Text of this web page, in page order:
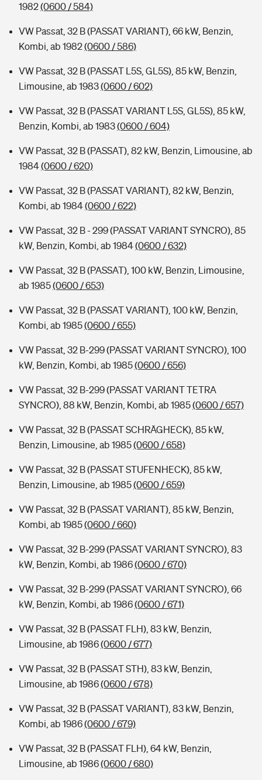
1982(0600 / 584)
VW Passat, 32 B (PASSAT VARIANT), 66 kW, Benzin,
Kombi, ab 1982(0600 / 586)
VW Passat, 32 B (PASSAT L5S, GL5S), 85 kW, Benzin,
Limousine, ab 1983(0600 / 602)
VW Passat, 32 B (PASSAT VARIANT L5S, GL5S), 85 kW,
Benzin, Kombi, ab 1983(0600 / 604)
VW Passat, 32 B (PASSAT), 82 kW, Benzin, Limousine, ab
1984(0600 / 620)
VW Passat, 32 B (PASSAT VARIANT), 82 kW, Benzin,
Kombi, ab 1984(0600 / 622)
VW Passat, 32 B - 299 (PASSAT VARIANT SYNCRO), 85
kW, Benzin, Kombi, ab 1984(0600 / 632)
VW Passat, 32 B (PASSAT), 100 kW, Benzin, Limousine,
ab 1985(0600 / 653)
VW Passat, 32 B (PASSAT VARIANT), 100 kW, Benzin,
Kombi, ab 1985(0600 / 655)
VW Passat, 32 B-299 (PASSAT VARIANT SYNCRO), 100
kW, Benzin, Kombi, ab 1985(0600 / 656)
VW Passat, 32 B-299 (PASSAT VARIANT TETRA
SYNCRO), 88 kW, Benzin, Kombi, ab 1985(0600 / 657)
VW Passat, 32 B (PASSAT SCHRÄGHECK), 85 kW,
Benzin, Limousine, ab 1985(0600 / 658)
VW Passat, 32 B (PASSAT STUFENHECK), 85 kW,
Benzin, Limousine, ab 1985(0600 / 659)
VW Passat, 32 B (PASSAT VARIANT), 85 kW, Benzin,
Kombi, ab 1985(0600 / 660)
VW Passat, 32 B-299 (PASSAT VARIANT SYNCRO), 83
kW, Benzin, Kombi, ab 1986(0600 / 670)
VW Passat, 32 B-299 (PASSAT VARIANT SYNCRO), 66
kW, Benzin, Kombi, ab 1986(0600 / 671)
VW Passat, 32 B (PASSAT FLH), 83 kW, Benzin,
Limousine, ab 1986(0600 / 677)
VW Passat, 32 B (PASSAT STH), 83 kW, Benzin,
Limousine, ab 1986(0600 / 678)
VW Passat, 32 B (PASSAT VARIANT), 83 kW, Benzin,
Kombi, ab 1986(0600 / 679)
VW Passat, 32 B (PASSAT FLH), 64 kW, Benzin,
Limousine, ab 1986(0600 / 680)